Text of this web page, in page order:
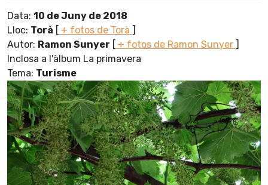
Data: 10 de Juny de 2018
Lloc: Torà [ + fotos de Torà ]
Autor: Ramon Sunyer [ + fotos de Ramon Sunyer ]
Inclosa a l'àlbum La primavera
Tema: Turisme